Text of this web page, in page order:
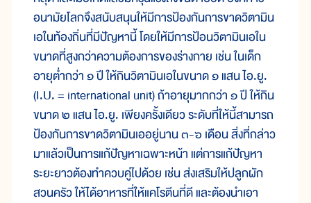
อนามัยโลกจึงสนับสนุนให้มีการป้องกันการขาดวิตามิน
เอในท้องถิ่นที่มีปัญหานี้ โดยให้มีการป้อนวิตามินเอใน
ขนาดที่สูงกว่าความต้องการของร่างกาย เช่น ในเด็ก
อายุต่ำกว่า ๑ ปี ให้กินวิตามินเอในขนาด ๑ แสน ไอ.ยู.
(I.U. = international unit) ถ้าอายุมากกว่า ๑ ปี ให้กิน
ขนาด ๒ แสน ไอ.ยู. เพียงครั้งเดียว ระดับที่ให้นี้สามารถ
ป้องกันการขาดวิตามินเออยู่นาน ๓-๖ เดือน สิ่งที่กล่าว
มาแล้วเป็นการแก้ปัญหาเฉพาะหน้า แต่การแก้ปัญหา
ระยะยาวต้องทำควบคู่ไปด้วย เช่น ส่งเสริมให้ปลูกผัก
สวนครัว ให้ได้อาหารที่ให้แคโรตีนที่ดี และต้องนำเอา